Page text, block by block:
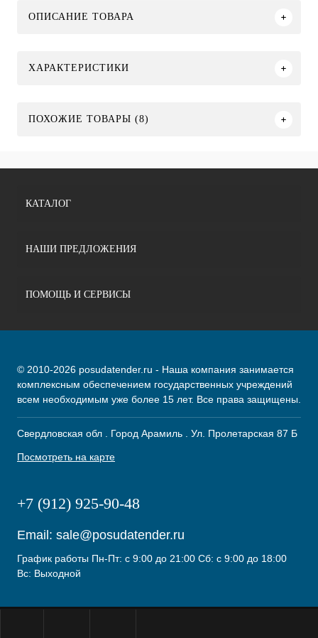
ОПИСАНИЕ ТОВАРА
ХАРАКТЕРИСТИКИ
ПОХОЖИЕ ТОВАРЫ (8)
КАТАЛОГ
НАШИ ПРЕДЛОЖЕНИЯ
ПОМОЩЬ И СЕРВИСЫ
© 2010-2026 posudatender.ru - Наша компания занимается
комплексным обеспечением государственных учреждений
всем необходимым уже более 15 лет. Все права защищены.
Свердловская обл . Город Арамиль . Ул. Пролетарская 87 Б
Посмотреть на карте
+7 (912) 925-90-48
Email: sale@posudatender.ru
График работы Пн-Пт: с 9:00 до 21:00 Сб: с 9:00 до 18:00
Вс: Выходной